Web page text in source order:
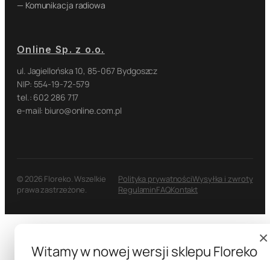
— Komunikacja radiowa
Online Sp. z o.o.
ul. Jagiellońska 10, 85-067 Bydgoszcz
NIP: 554-19-72-579
tel.: 602 286 717
e-mail: biuro@online.com.pl
© 2026 Floreko. Wszelkie
prawa zastrzeżone.
Polityka prywatnościWysyłka i zwroty
RegulaminFAQKontakt
×
Witamy w nowej wersji sklepu Floreko